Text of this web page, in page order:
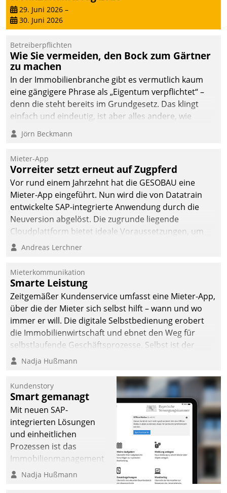
29. Juni 2026 –
30. Juni 2026
Betreiberpflichten
Wie Sie vermeiden, den Bock zum Gärtner
zu machen
In der Immobilienbranche gibt es vermutlich kaum
eine gängigere Phrase als „Eigentum verpflichtet“ –
denn die steht bereits im Grundgesetz. Das klingt
einfach und eindeutig, ist aber alles andere, wie
Branchenbeschäftigte wissen. Denn mit der
Verantwortung folgen Verpflichtungen.
Jörn Beckmann
Mieter-App
Vorreiter setzt erneut auf Zugpferd
Vor rund einem Jahrzehnt hat die GESOBAU eine
Mieter-App eingeführt. Nun wird die von Datatrain
entwickelte SAP-integrierte Anwendung durch die
Neuversion abgelöst. Die zugrunde liegende
Cloudplattform bietet ideale Voraussetzungen, um
die Funktionalität der App zu erweitern und weitere
integrieren.
Andreas Lerchner
Mieterkommunikation
Smarte Leistung
Zeitgemäßer Kundenservice umfasst eine Mieter-App,
über die der Mieter sich selbst hilft – wann und wo
immer er will. Die digitale Selbstbedienung erobert
die Immobilienwirtschaft und ebnet den Weg für
selbstlaufende Geschäftsprozesse. Selbst ist der
Kunde und smart der Serviceanbieter.
Nadja Hußmann
Kundenstory
Smart gemanagt
Mit neuen SAP-
integrierten Lösungen
und einheitlichen
Prozessen ist das
Immobilienmanagement
der Bayerischen
Nadja Hußmann